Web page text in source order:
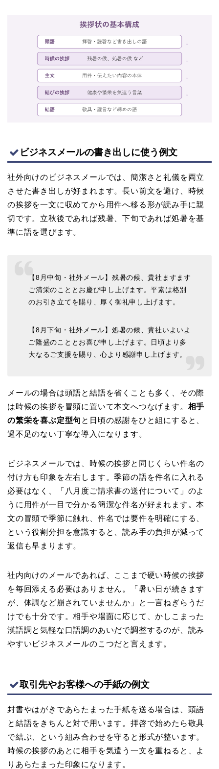
ビジネスメールの書き出しに使う例文
社外向けのビジネスメールでは、簡潔さと礼儀を両立
させた書き出しが好まれます。長い前文を避け、時候
の挨拶を一文に収めてから用件へ移る形が読み手に親
切です。立秋後であれば残暑、下旬であれば処暑を基
準に語を選びます。
【8月中旬・社外メール】残暑の候、貴社ますます
ご清栄のこととお慶び申し上げます。平素は格別
のお引き立てを賜り、厚く御礼申し上げます。
【8月下旬・社外メール】処暑の候、貴社いよいよ
ご隆盛のこととお喜び申し上げます。日頃より多
大なるご支援を賜り、心より感謝申し上げます。
メールの場合は頭語と結語を省くことも多く、その際
は時候の挨拶を冒頭に置いて本文へつなげます。 相手
の繁栄を喜ぶ定型句 と日頃の感謝をひと組にすると、
過不足のない丁寧な導入になります。
ビジネスメールでは、時候の挨拶と同じくらい件名の
付け方も印象を左右します。季節の語を件名に入れる
必要はなく、「八月度ご請求書の送付について」のよ
うに用件が一目で分かる簡潔な件名が好まれます。本
文の冒頭で季節に触れ、件名では要件を明確にする、
という役割分担を意識すると、読み手の負担が減って
返信も早まります。
社内向けのメールであれば、ここまで硬い時候の挨拶
を毎回添える必要はありません。「暑い日が続きます
が、体調など崩されていませんか」と一言ねぎらうだ
けでも十分です。相手や場面に応じて、かしこまった
漢語調と気軽な口語調のあいだで調整するのが、読み
やすいビジネスメールのこつだと言えます。
取引先やお客様への手紙の例文
封書やはがきであらたまった手紙を送る場合は、頭語
と結語をきちんと対で用います。拝啓で始めたら敬具
で結ぶ、という組み合わせを守ると形式が整います。
時候の挨拶のあとに相手を気遣う一文を重ねると、よ
りあらたまった印象になります。